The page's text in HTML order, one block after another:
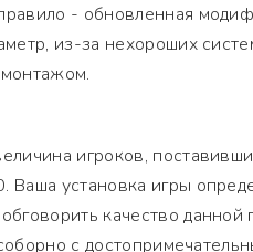
- обновленная
из-за нехороших
игроков,
установка игры
качество
с